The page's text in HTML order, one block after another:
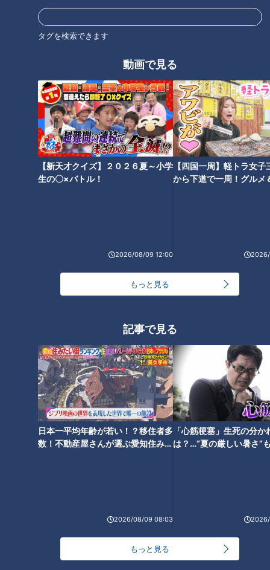
タグを検索できます
動画で見る
【新天才クイズ】２０２６夏～小学
生の〇×バトル！
2026/08/09 12:00
【四国一周】軽トラ女子
から下道で一周！グルメ
もっと見る
記事で見る
日本一平均年齢が若い！？移住者多
数！不動産屋さんが選ぶ愛知住みた
2026/08/09 08:03
「心筋梗塞」生死の分か
は？…“夏の厳しい暑さ”
もっと見る
CBCテレビ『健康カプセル！ゲンキの時間』
いつのまにか骨折は、脆くなった状態の骨が日常生活の行動で
潰れてしまう背骨の圧迫骨折のこと。くしゃみ・尻もち・前屈
みでの作業など、背中に圧力がかかることで引き起こされるそ
高齢化社会に伴い、いつのまにか骨折も増加傾向にあるといい
ます。多いのは中高年の女性ですが、男性に起こることもある
うな形でわずか1〜2mm程度潰れるので、痛みが出にくく症状
いつのまにか骨折のさらなる恐怖「連鎖骨折」
「認知症」
背骨は24個の骨が積み重なってできており、1つ1つに常に圧
力がかかっています。そのため、1つの骨が折れた状態だと、
いつのまにか骨折の原因「骨粗しょう症」